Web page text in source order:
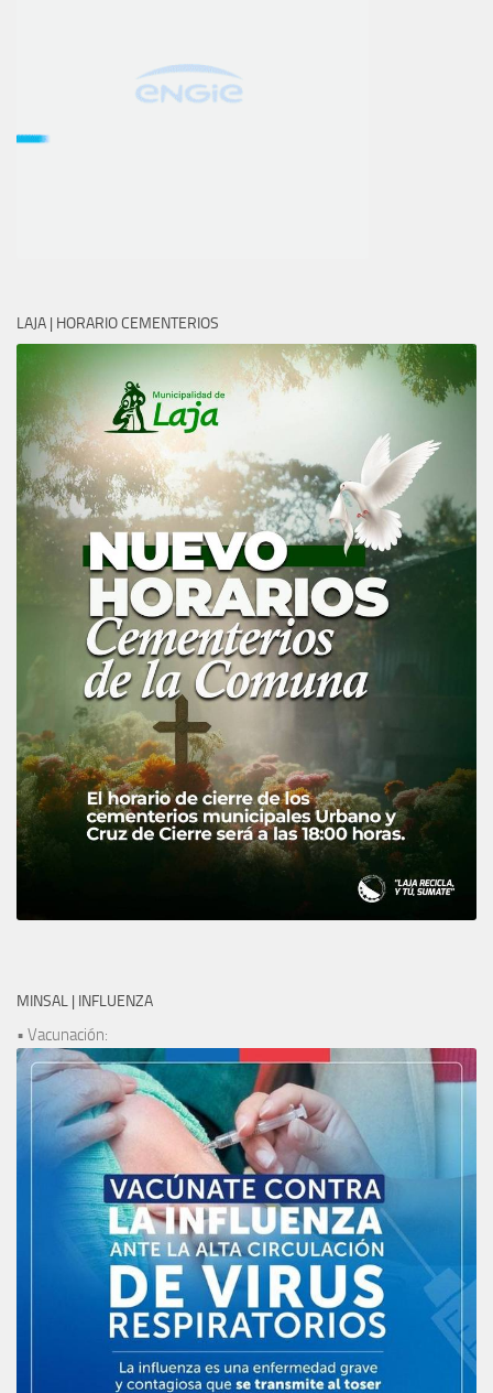
LAJA | HORARIO CEMENTERIOS
MINSAL | INFLUENZA
• Vacunación: